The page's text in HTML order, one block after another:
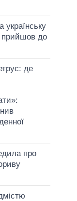
українську
прийшов до
де
про